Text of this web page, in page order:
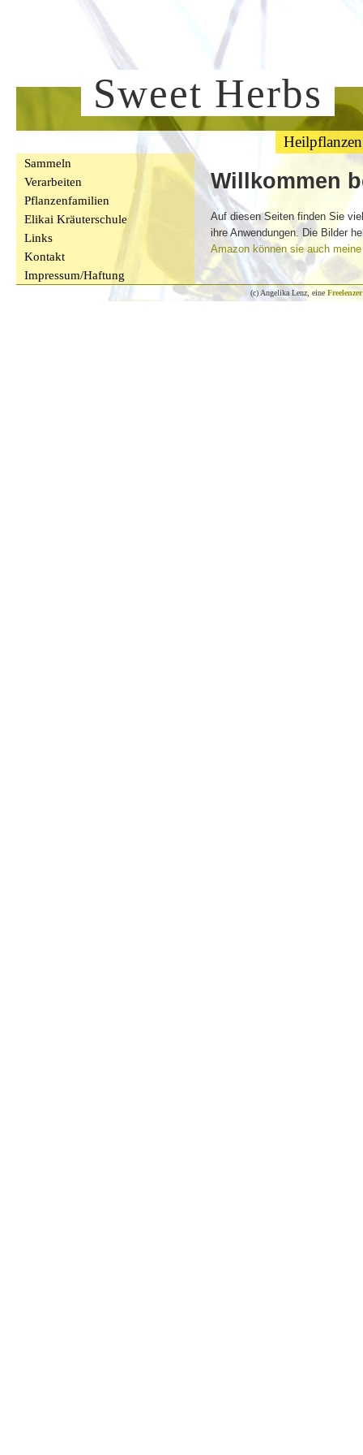
Sweet Herbs
Heilpflanzen
Sammeln
Verarbeiten
Pflanzenfamilien
Elikai Kräuterschule
Links
Kontakt
Impressum/Haftung
Willkommen
Auf diesen Seiten finden Sie
ihre Anwendungen. Die Bilder
Amazon können sie auch
(c) Angelika Lenz, eine Freelenzer